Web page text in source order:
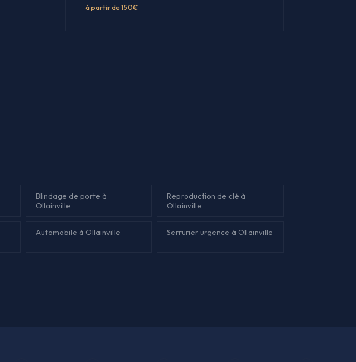
à partir de 150€
Blindage de porte à
Ollainville
Reproduction de clé à
Ollainville
Automobile à Ollainville Serrurier urgence à Ollainville